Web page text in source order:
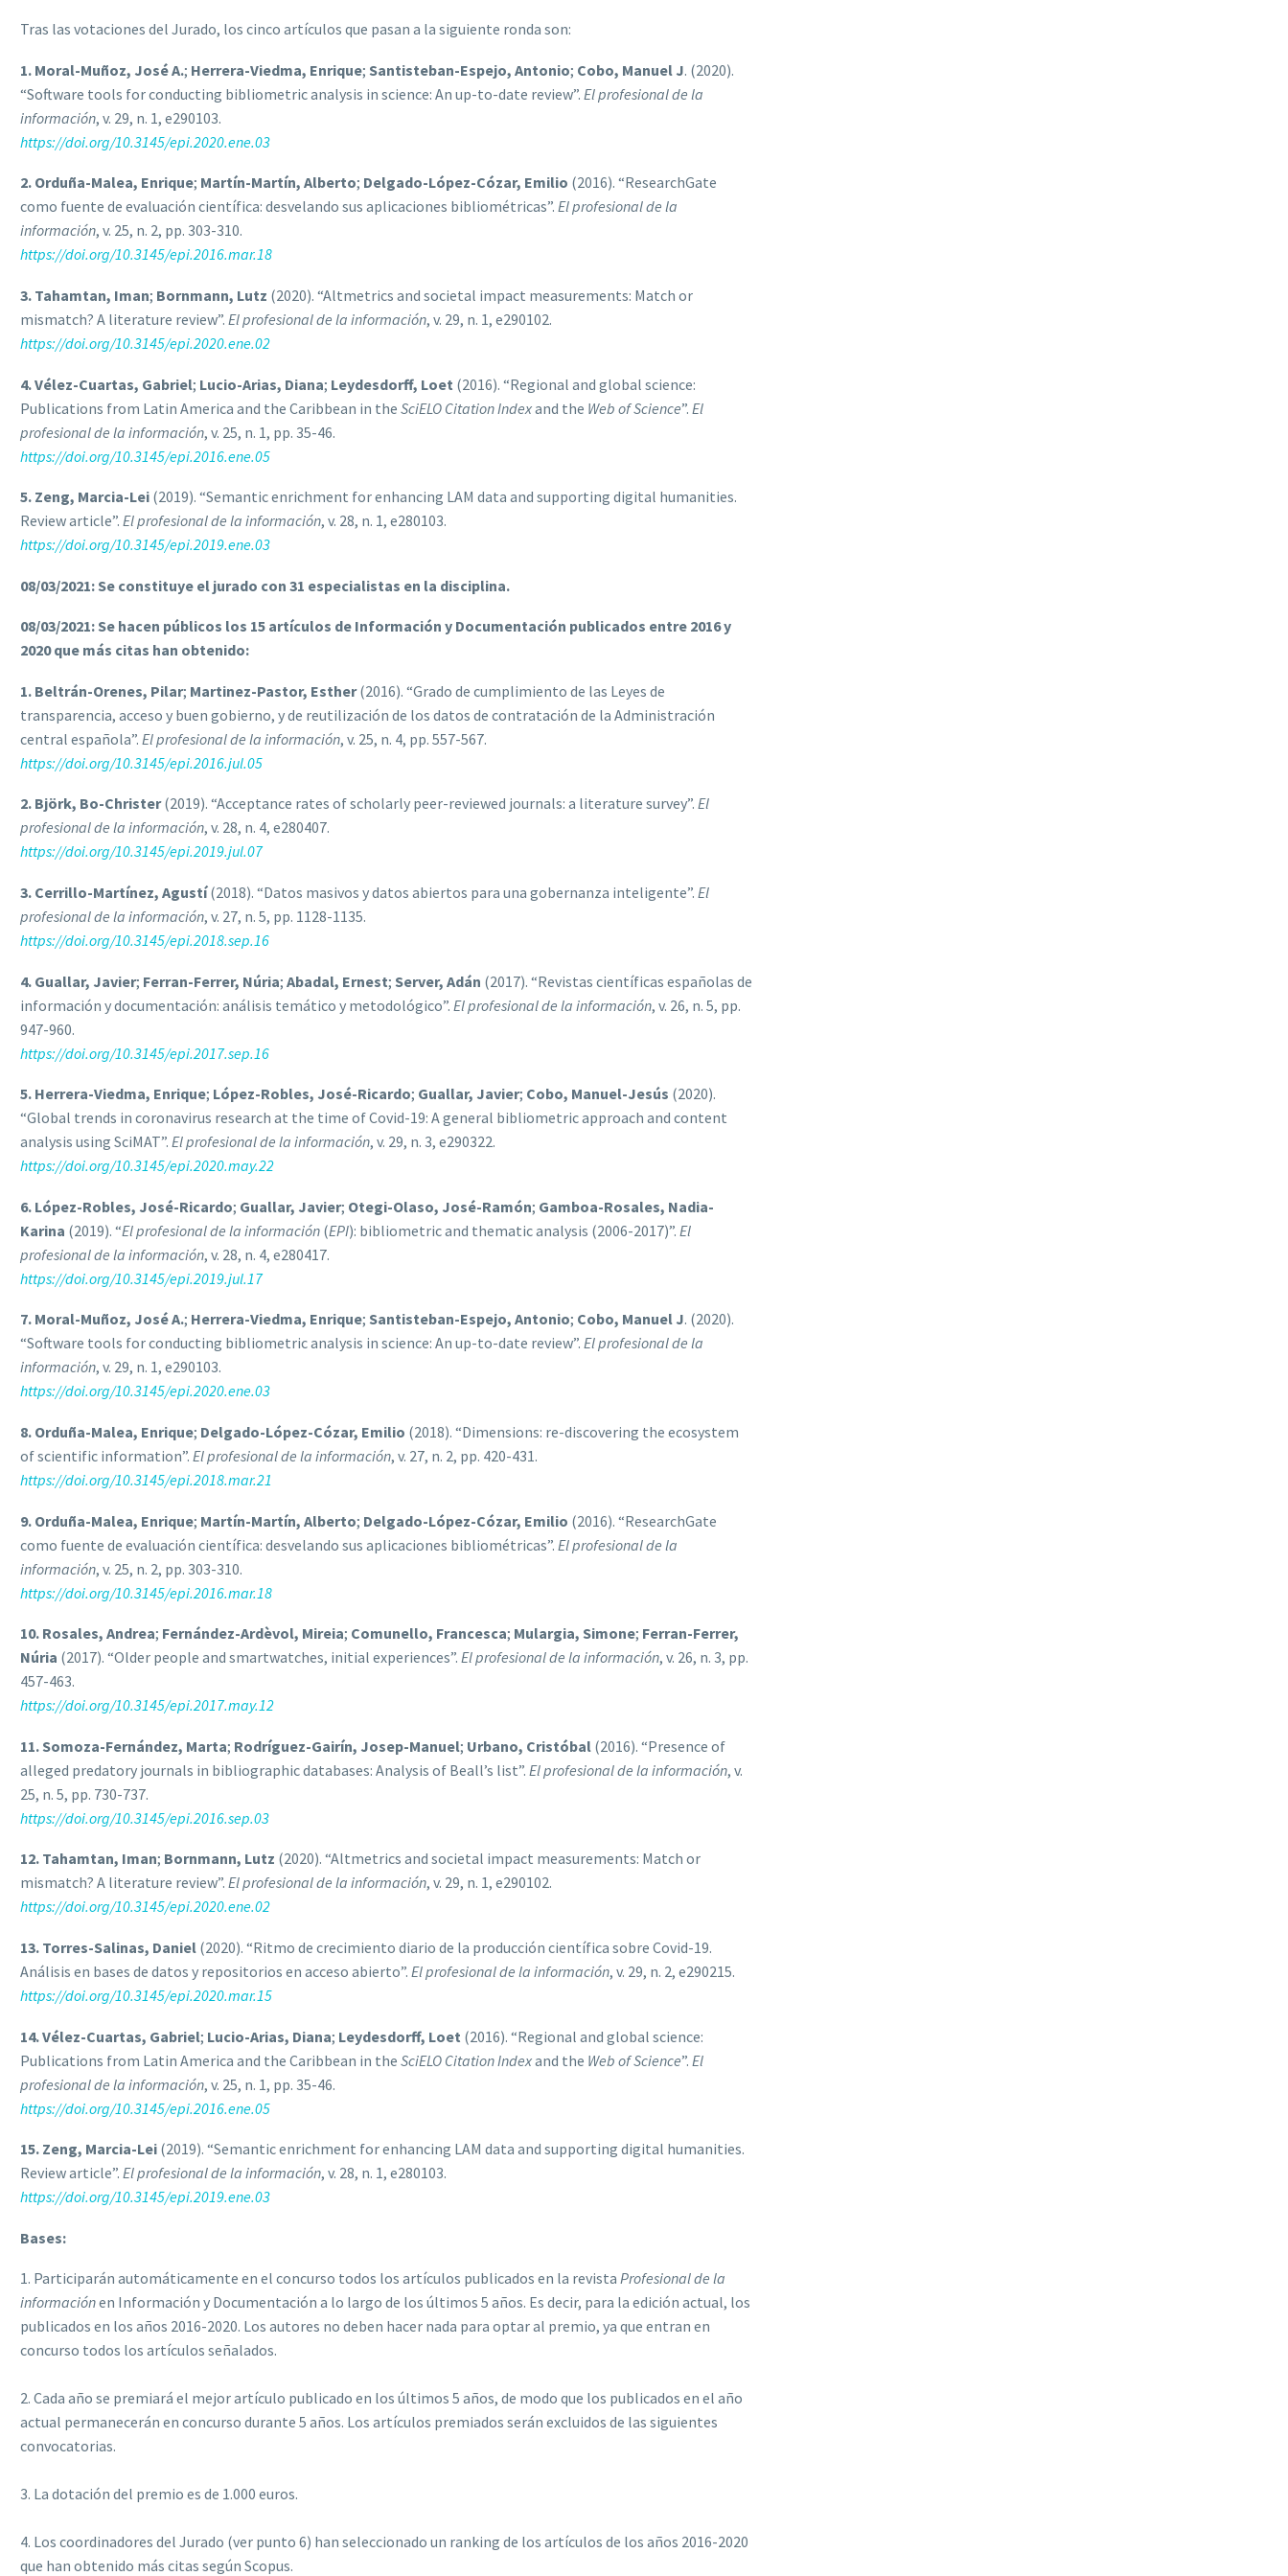
Tras las votaciones del Jurado, los cinco artículos que pasan a la siguiente ronda son:
1. Moral-Muñoz, José A.; Herrera-Viedma, Enrique; Santisteban-Espejo, Antonio; Cobo, Manuel J. (2020).
“Software tools for conducting bibliometric analysis in science: An up-to-date review”. El profesional de la
información, v. 29, n. 1, e290103.
https://doi.org/10.3145/epi.2020.ene.03
2. Orduña-Malea, Enrique; Martín-Martín, Alberto; Delgado-López-Cózar, Emilio (2016). “ResearchGate
como fuente de evaluación científica: desvelando sus aplicaciones bibliométricas”. El profesional de la
información, v. 25, n. 2, pp. 303-310.
https://doi.org/10.3145/epi.2016.mar.18
3. Tahamtan, Iman; Bornmann, Lutz (2020). “Altmetrics and societal impact measurements: Match or
mismatch? A literature review”. El profesional de la información, v. 29, n. 1, e290102.
https://doi.org/10.3145/epi.2020.ene.02
4. Vélez-Cuartas, Gabriel; Lucio-Arias, Diana; Leydesdorff, Loet (2016). “Regional and global science:
Publications from Latin America and the Caribbean in the SciELO CitationIndexand the Web of Science”. El
profesional de la información, v. 25, n. 1, pp. 35-46.
https://doi.org/10.3145/epi.2016.ene.05
5. Zeng, Marcia-Lei (2019). “Semantic enrichment for enhancing LAM data and supporting digital humanities.
Review article”. El profesional de la información, v. 28, n. 1, e280103.
https://doi.org/10.3145/epi.2019.ene.03
08/03/2021: Se constituye el jurado con 31 especialistas en la disciplina.
08/03/2021: Se hacen públicos los 15 artículos de Información y Documentación publicados entre 2016 y
2020 que más citas han obtenido:
1. Beltrán-Orenes, Pilar; Martinez-Pastor, Esther(2016). “Grado de cumplimiento de las Leyes de
transparencia, acceso y buen gobierno, y de reutilización de los datos de contratación de la Administración
central española”. El profesional de la información, v. 25, n. 4, pp. 557-567.
https://doi.org/10.3145/epi.2016.jul.05
2. Björk, Bo-Christer(2019). “Acceptance rates of scholarly peer-reviewed journals: a literature survey”. El
profesional de la información, v. 28, n. 4, e280407.
https://doi.org/10.3145/epi.2019.jul.07
3. Cerrillo-Martínez, Agustí(2018). “Datos masivos y datos abiertos para una gobernanza inteligente”. El
profesional de la información, v. 27, n. 5, pp. 1128-1135.
https://doi.org/10.3145/epi.2018.sep.16
4. Guallar, Javier; Ferran-Ferrer, Núria; Abadal, Ernest; Server, Adán (2017). “Revistas científicas españolas de
información y documentación: análisis temático y metodológico”. El profesional de la información, v. 26, n. 5, pp.
947-960.
https://doi.org/10.3145/epi.2017.sep.16
5. Herrera-Viedma, Enrique; López-Robles, José-Ricardo; Guallar, Javier; Cobo, Manuel-Jesús (2020).
“Global trends in coronavirus research at the time of Covid-19: A general bibliometric approach and content
analysis using SciMAT”. El profesional de la información, v. 29, n. 3, e290322.
https://doi.org/10.3145/epi.2020.may.22
6. López-Robles, José-Ricardo; Guallar, Javier; Otegi-Olaso, José-Ramón; Gamboa-Rosales, Nadia-
Karina (2019). “El profesional de la información (EPI): bibliometric and thematic analysis (2006-2017)”. El
profesional de la información, v. 28, n. 4, e280417.
https://doi.org/10.3145/epi.2019.jul.17
7. Moral-Muñoz, José A.; Herrera-Viedma, Enrique; Santisteban-Espejo, Antonio; Cobo, Manuel J. (2020).
“Software tools for conducting bibliometric analysis in science: An up-to-date review”. El profesional de la
información, v. 29, n. 1, e290103.
https://doi.org/10.3145/epi.2020.ene.03
8. Orduña-Malea, Enrique; Delgado-López-Cózar, Emilio (2018). “Dimensions: re-discovering the ecosystem
of scientific information”. El profesional de la información, v. 27, n. 2, pp. 420-431.
https://doi.org/10.3145/epi.2018.mar.21
9. Orduña-Malea, Enrique; Martín-Martín, Alberto; Delgado-López-Cózar, Emilio (2016). “ResearchGate
como fuente de evaluación científica: desvelando sus aplicaciones bibliométricas”. El profesional de la
información, v. 25, n. 2, pp. 303-310.
https://doi.org/10.3145/epi.2016.mar.18
10. Rosales, Andrea; Fernández-Ardèvol, Mireia; Comunello, Francesca; Mulargia, Simone; Ferran-Ferrer,
Núria (2017). “Older people and smartwatches, initial experiences”. El profesional de la información, v. 26, n. 3, pp.
457-463.
https://doi.org/10.3145/epi.2017.may.12
11. Somoza-Fernández, Marta; Rodríguez-Gairín, Josep-Manuel; Urbano, Cristóbal (2016). “Presence of
alleged predatory journals in bibliographic databases: Analysis of Beall’s list”. El profesional de la información, v.
25, n. 5, pp. 730-737.
https://doi.org/10.3145/epi.2016.sep.03
12. Tahamtan, Iman; Bornmann, Lutz (2020). “Altmetrics and societal impact measurements: Match or
mismatch? A literature review”. El profesional de la información, v. 29, n. 1, e290102.
https://doi.org/10.3145/epi.2020.ene.02
13. Torres-Salinas, Daniel (2020). “Ritmo de crecimiento diario de la producción científica sobre Covid-19.
Análisis en bases de datos y repositorios en acceso abierto”. El profesional de la información, v. 29, n. 2, e290215.
https://doi.org/10.3145/epi.2020.mar.15
14. Vélez-Cuartas, Gabriel; Lucio-Arias, Diana; Leydesdorff, Loet (2016). “Regional and global science:
Publications from Latin America and the Caribbean in the SciELO CitationIndexand the Web of Science”. El
profesional de la información, v. 25, n. 1, pp. 35-46.
https://doi.org/10.3145/epi.2016.ene.05
15. Zeng, Marcia-Lei (2019). “Semantic enrichment for enhancing LAM data and supporting digital humanities.
Review article”. El profesional de la información, v. 28, n. 1, e280103.
https://doi.org/10.3145/epi.2019.ene.03
Bases:
1. Participarán automáticamente en el concurso todos los artículos publicados en la revista Profesional de la
informaciónen Información y Documentación a lo largo de los últimos 5 años. Es decir, para la edición actual, los
publicados en los años 2016-2020. Los autores no deben hacer nada para optar al premio, ya que entran en
concurso todos los artículos señalados.
2. Cada año se premiará el mejor artículo publicado en los últimos 5 años, de modo que los publicados en el año
actual permanecerán en concurso durante 5 años. Los artículos premiados serán excluidos de las siguientes
convocatorias.
3. La dotación del premio es de 1.000 euros.
4. Los coordinadores del Jurado (ver punto 6) han seleccionado un ranking de los artículos de los años 2016-2020
que han obtenido más citas según Scopus.